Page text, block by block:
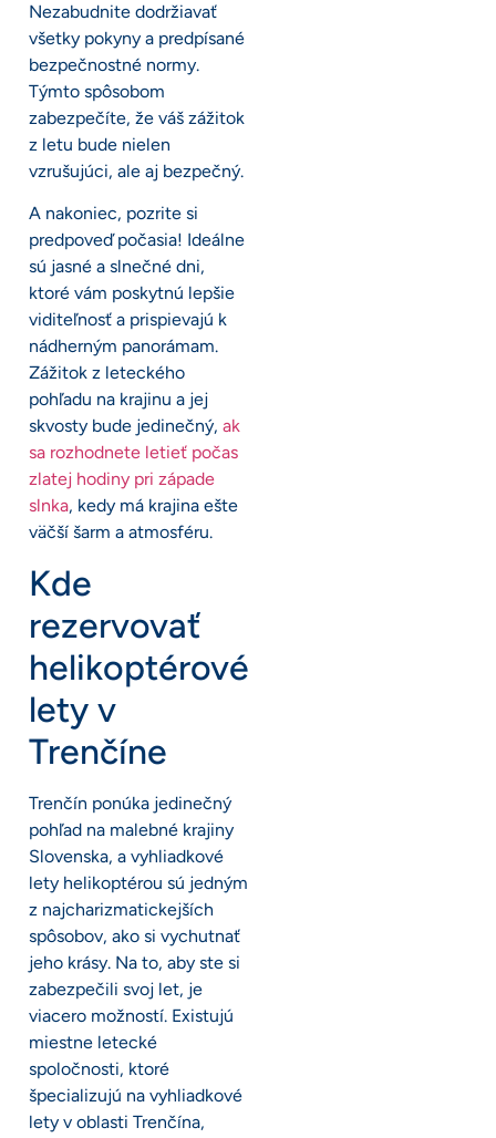
Nezabudnite dodržiavať
všetky pokyny a predpísané
bezpečnostné normy.
Týmto spôsobom
zabezpečíte, že váš zážitok
z letu bude nielen
vzrušujúci, ale aj bezpečný.
A nakoniec, pozrite si
predpoveď počasia! Ideálne
sú jasné a slnečné dni,
ktoré vám poskytnú lepšie
viditeľnosť a prispievajú k
nádherným panorámam.
Zážitok z leteckého
pohľadu na krajinu a jej
skvosty bude jedinečný, ak
sa rozhodnete letieť počas
zlatej hodiny pri západe
slnka, kedy má krajina ešte
väčší šarm a atmosféru.
Kde
rezervovať
helikoptérové
lety v
Trenčíne
Trenčín ponúka jedinečný
pohľad na malebné krajiny
Slovenska, a vyhliadkové
lety helikoptérou sú jedným
z najcharizmatickejších
spôsobov, ako si vychutnať
jeho krásy. Na to, aby ste si
zabezpečili svoj let, je
viacero možností. Existujú
miestne letecké
spoločnosti, ktoré
špecializujú na vyhliadkové
lety v oblasti Trenčína,